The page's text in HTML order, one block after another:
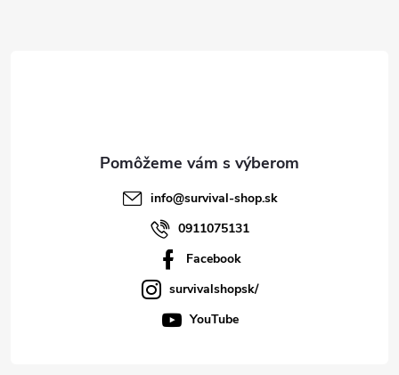
info@survival-shop.sk
0911075131
Facebook
survivalshopsk/
YouTube